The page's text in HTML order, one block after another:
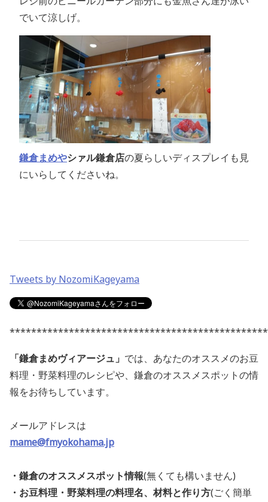
でいて涼しげ。
鎌倉まめやシァル鎌倉店の夏らしいディスプレイも見
にいらしてくださいね。
Tweets by NozomiKageyama
「鎌倉まめヴィアージュ」 では、あなたのオススメのお豆
料理・野菜料理のレシピや、鎌倉のオススメスポットの情
報をお待ちしています。
メールアドレスは
mame@fmyokohama.jp
・鎌倉のオススメスポット情報(無くても構いません)
・お豆料理・野菜料理の料理名、材料と作り方(ごく簡単